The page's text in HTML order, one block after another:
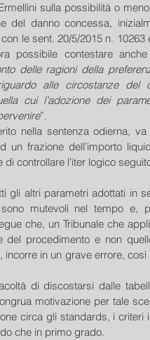
sulla possibilità o
del danno concessa,
le sent. 20/5/2015 n. 10263
possibile contestare
delle ragioni della
alle circostanze del
cui l’adozione dei
”.
nella sentenza odierna,
un frazione dell’importo
controllare l’iter logico
gli altri parametri adottati in
mutevoli nel tempo e,
che, un Tribunale che
del procedimento e non
incorre in un grave errore,
di discostarsi dalle
motivazione per tale
circa gli standards, i criteri
che in primo grado.